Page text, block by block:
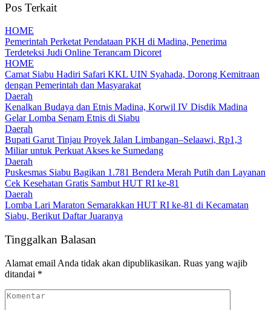
Pos Terkait
HOME
Pemerintah Perketat Pendataan PKH di Madina, Penerima
Terdeteksi Judi Online Terancam Dicoret
HOME
Camat Siabu Hadiri Safari KKL UIN Syahada, Dorong Kemitraan
dengan Pemerintah dan Masyarakat
Daerah
Kenalkan Budaya dan Etnis Madina, Korwil IV Disdik Madina
Gelar Lomba Senam Etnis di Siabu
Daerah
Bupati Garut Tinjau Proyek Jalan Limbangan–Selaawi, Rp1,3
Miliar untuk Perkuat Akses ke Sumedang
Daerah
Puskesmas Siabu Bagikan 1.781 Bendera Merah Putih dan Layanan
Cek Kesehatan Gratis Sambut HUT RI ke-81
Daerah
Lomba Lari Maraton Semarakkan HUT RI ke-81 di Kecamatan
Siabu, Berikut Daftar Juaranya
Tinggalkan Balasan
Alamat email Anda tidak akan dipublikasikan. Ruas yang wajib
ditandai *